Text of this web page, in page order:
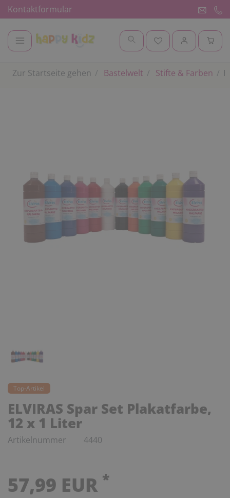
Kontaktformular
Zur Startseite gehen Bastelwelt Stifte & Farben
Top-Artikel
ELVIRAS Spar Set Plakatfarbe,
12 x 1 Liter
Artikelnummer 4440
57,99 EUR *